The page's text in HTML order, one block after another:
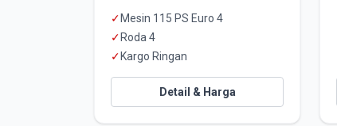
✓ Mesin 115 PS Euro 4
✓ Roda 4
✓ Kargo Ringan
Detail & Harga